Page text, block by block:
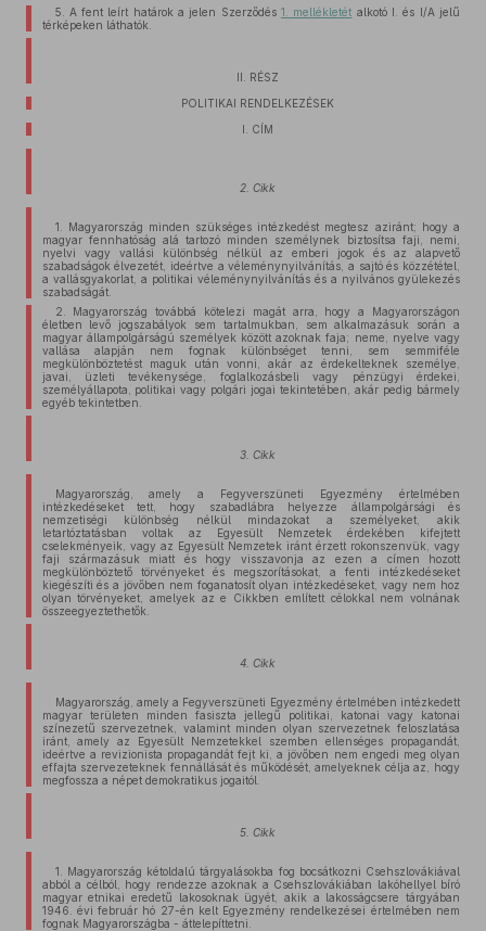
5. A fent leírt határok a jelen Szerződés1. mellékletét alkotó I. és I/A jelű
térképeken láthatók.
II. RÉSZ
POLITIKAI RENDELKEZÉSEK
I. CÍM
2. Cikk
1. Magyarország minden szükséges intézkedést megtesz aziránt; hogy a
magyar fennhatóság alá tartozó minden személynek biztosítsa faji, nemi,
nyelvi vagy vallási különbség nélkül az emberi jogok és az alapvető
szabadságok élvezetét, ideértve a véleménynyilvánítás, a sajtó és közzététel,
a vallásgyakorlat, a politikai véleménynyilvánítás és a nyilvános gyülekezés
szabadságát.
2. Magyarország továbbá kötelezi magát arra, hogy a Magyarországon
életben levő jogszabályok sem tartalmukban, sem alkalmazásuk során a
magyar állampolgárságú személyek között azoknak faja; neme, nyelve vagy
vallása alapján nem fognak különbséget tenni, sem semmiféle
megkülönböztetést maguk után vonni, akár az érdekelteknek személye,
javai, üzleti tevékenysége, foglalkozásbeli vagy pénzügyi érdekei,
személyállapota, politikai vagy polgári jogai tekintetében, akár pedig bármely
egyéb tekintetben.
3. Cikk
Magyarország, amely a Fegyverszüneti Egyezmény értelmében
intézkedéseket tett, hogy szabadlábra helyezze állampolgársági és
nemzetiségi különbség nélkül mindazokat a személyeket, akik
letartóztatásban voltak az Egyesült Nemzetek érdekében kifejtett
cselekményeik, vagy az Egyesült Nemzetek iránt érzett rokonszenvük, vagy
faji származásuk miatt és hogy visszavonja az ezen a címen hozott
megkülönböztető törvényeket és megszorításokat, a fenti intézkedéseket
kiegészíti és a jövőben nem foganatosít olyan intézkedéseket, vagy nem hoz
olyan törvényeket, amelyek az e Cikkben említett célokkal nem volnának
összeegyeztethetők.
4. Cikk
Magyarország, amely a Fegyverszüneti Egyezmény értelmében intézkedett
magyar területen minden fasiszta jellegű politikai, katonai vagy katonai
színezetű szervezetnek, valamint minden olyan szervezetnek feloszlatása
iránt, amely az Egyesült Nemzetekkel szemben ellenséges propagandát,
ideértve a revizionista propagandát fejt ki, a jövőben nem engedi meg olyan
effajta szervezeteknek fennállását és működését, amelyeknek célja az, hogy
megfossza a népet demokratikus jogaitól.
5. Cikk
1. Magyarország kétoldalú tárgyalásokba fog bocsátkozni Csehszlovákiával
abból a célból, hogy rendezze azoknak a Csehszlovákiában lakóhellyel bíró
magyar etnikai eredetű lakosoknak ügyét, akik a lakosságcsere tárgyában
1946. évi február hó 27-én kelt Egyezmény rendelkezései értelmében nem
fognak Magyarországba - áttelepíttetni.